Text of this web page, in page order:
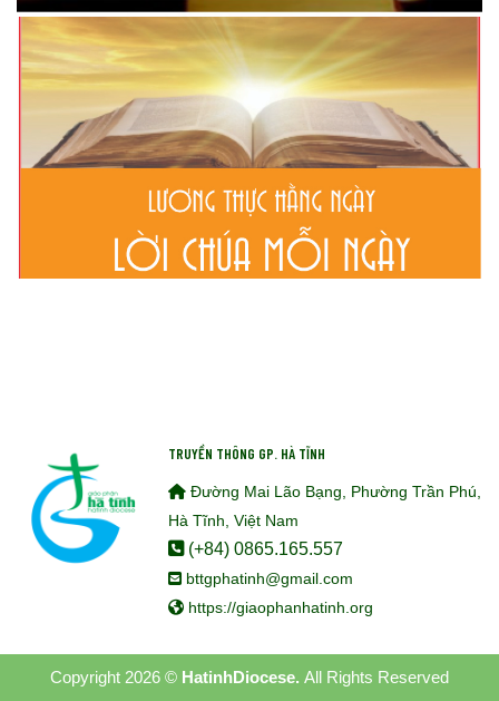
TRUYỀN THÔNG GP. HÀ TĨNH
Đường Mai Lão Bạng, Phường Trần Phú,
Hà Tĩnh, Việt Nam
(+84) 0865.165.557
bttgphatinh@gmail.com
https://giaophanhatinh.org
Copyright 2026 © HatinhDiocese. All Rights Reserved